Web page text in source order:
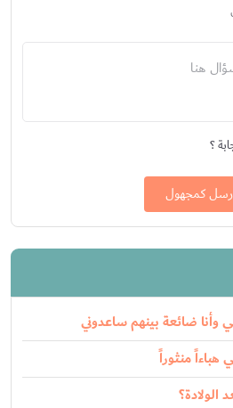
هنا
؟
كمجهول
ضائعة بينهم ساعدوني
منثوراً
الولادة؟